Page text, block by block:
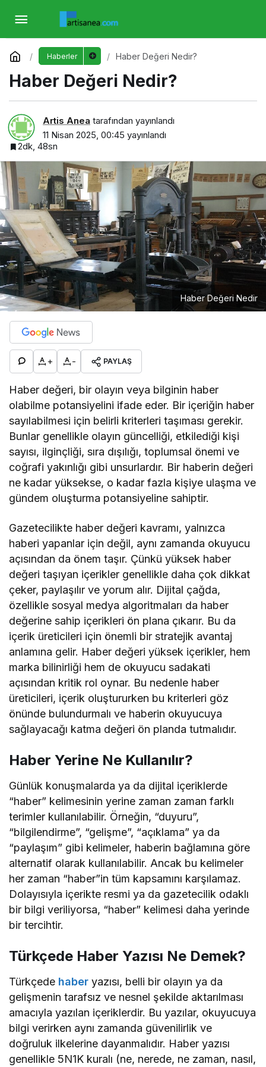
Haberler Haber Değeri Nedir?
Haber Değeri Nedir?
Artis Anea tarafından yayınlandı
11 Nisan 2025, 00:45 yayınlandı
2dk, 48sn
Haber Değeri Nedir
+ - PAYLAŞ
Haber değeri, bir olayın veya bilginin haber
olabilme potansiyelini ifade eder. Bir içeriğin haber
sayılabilmesi için belirli kriterleri taşıması gerekir.
Bunlar genellikle olayın güncelliği, etkilediği kişi
sayısı, ilginçliği, sıra dışılığı, toplumsal önemi ve
coğrafi yakınlığı gibi unsurlardır. Bir haberin değeri
ne kadar yüksekse, o kadar fazla kişiye ulaşma ve
gündem oluşturma potansiyeline sahiptir.
Gazetecilikte haber değeri kavramı, yalnızca
haberi yapanlar için değil, aynı zamanda okuyucu
açısından da önem taşır. Çünkü yüksek haber
değeri taşıyan içerikler genellikle daha çok dikkat
çeker, paylaşılır ve yorum alır. Dijital çağda,
özellikle sosyal medya algoritmaları da haber
değerine sahip içerikleri ön plana çıkarır. Bu da
içerik üreticileri için önemli bir stratejik avantaj
anlamına gelir. Haber değeri yüksek içerikler, hem
marka bilinirliği hem de okuyucu sadakati
açısından kritik rol oynar. Bu nedenle haber
üreticileri, içerik oluştururken bu kriterleri göz
önünde bulundurmalı ve haberin okuyucuya
sağlayacağı katma değeri ön planda tutmalıdır.
Haber Yerine Ne Kullanılır?
Günlük konuşmalarda ya da dijital içeriklerde
“haber” kelimesinin yerine zaman zaman farklı
terimler kullanılabilir. Örneğin, “duyuru”,
“bilgilendirme”, “gelişme”, “açıklama” ya da
“paylaşım” gibi kelimeler, haberin bağlamına göre
alternatif olarak kullanılabilir. Ancak bu kelimeler
her zaman “haber”in tüm kapsamını karşılamaz.
Dolayısıyla içerikte resmi ya da gazetecilik odaklı
bir bilgi veriliyorsa, “haber” kelimesi daha yerinde
bir tercihtir.
Türkçede Haber Yazısı Ne Demek?
Türkçede haber yazısı, belli bir olayın ya da
gelişmenin tarafsız ve nesnel şekilde aktarılması
amacıyla yazılan içeriklerdir. Bu yazılar, okuyucuya
bilgi verirken aynı zamanda güvenilirlik ve
doğruluk ilkelerine dayanmalıdır. Haber yazısı
genellikle 5N1K kuralı (ne, nerede, ne zaman, nasıl,
Haber Değeri Nedir?